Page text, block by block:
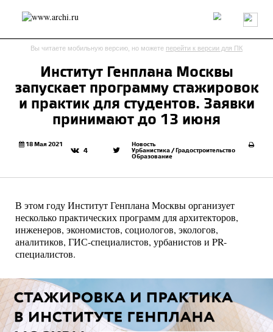
Россия Мир Технологии Интерьер Пресса
Архитекторы
send.project Анонсы конкурсов
Журнал
Интервью Исследование
Мнение
Объект
Результаты конкурса
Репортаж
Архитектура
Иностранцы в России
Вы читаете мобильную версию, но можете перейти к версии для ПК
Институт Генплана Москвы
запускает программу стажировок
и практик для студентов. Заявки
принимают до 13 июня
18 Мая 2021
4
Новость
Урбанистика / Градостроительство
Образование
В этом году Институт Генплана Москвы организует
несколько практических программ для архитекторов,
инженеров, экономистов, социологов, экологов,
аналитиков, ГИС-специалистов, урбанистов и PR-
специалистов.